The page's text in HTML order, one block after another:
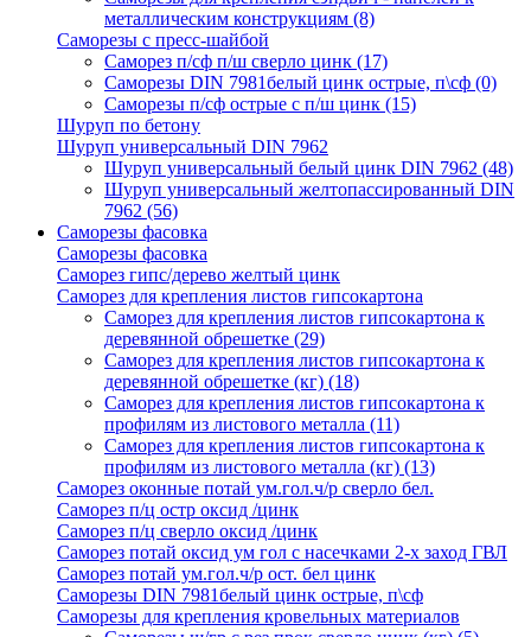
металлическим конструкциям (8)
Саморезы с пресс-шайбой
Саморез п/сф п/ш сверло цинк (17)
Саморезы DIN 7981белый цинк острые, п\сф (0)
Саморезы п/сф острые с п/ш цинк (15)
Шуруп по бетону
Шуруп универсальный DIN 7962
Шуруп универсальный белый цинк DIN 7962 (48)
Шуруп универсальный желтопассированный DIN
7962 (56)
Саморезы фасовка
Саморезы фасовка
Саморез гипс/дерево желтый цинк
Саморез для крепления листов гипсокартона
Саморез для крепления листов гипсокартона к
деревянной обрешетке (29)
Саморез для крепления листов гипсокартона к
деревянной обрешетке (кг) (18)
Саморез для крепления листов гипсокартона к
профилям из листового металла (11)
Саморез для крепления листов гипсокартона к
профилям из листового металла (кг) (13)
Саморез оконные потай ум.гол.ч/р сверло бел.
Саморез п/ц остр оксид /цинк
Саморез п/ц сверло оксид /цинк
Саморез потай оксид ум гол с насечками 2-х заход ГВЛ
Саморез потай ум.гол.ч/р ост. бел цинк
Саморезы DIN 7981белый цинк острые, п\сф
Саморезы для крепления кровельных материалов